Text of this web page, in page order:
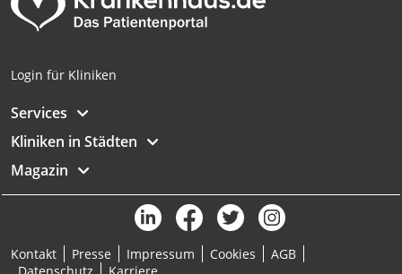
Login für Kliniken
Services
Kliniken in Städten
Magazin
Kontakt Presse Impressum Cookies
AGB